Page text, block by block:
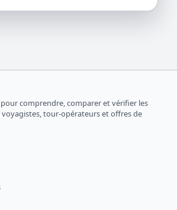
comprendre, comparer et vérifier les
voyagistes, tour-opérateurs et offres de